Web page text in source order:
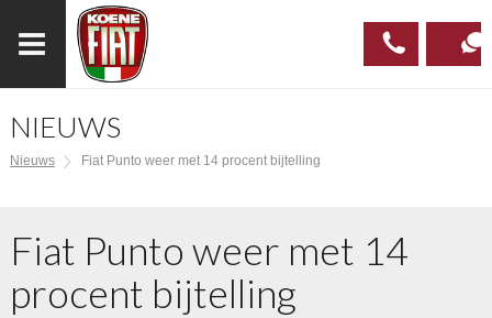
NIEUWS
Nieuws Fiat Punto weer met 14 procent bijtelling
Fiat Punto weer met 14
procent bijtelling